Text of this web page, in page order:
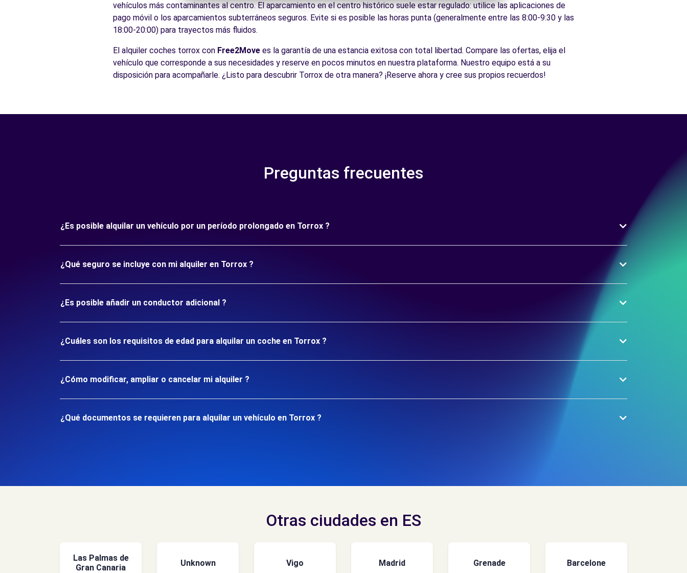
vehículos más contaminantes al centro. El aparcamiento en el centro histórico suele estar regulado: utilice las aplicaciones de
pago móvil o los aparcamientos subterráneos seguros. Evite si es posible las horas punta (generalmente entre las 8:00-9:30 y las
18:00-20:00) para trayectos más fluidos.
El alquiler coches torrox con Free2Move es la garantía de una estancia exitosa con total libertad. Compare las ofertas, elija el
vehículo que corresponde a sus necesidades y reserve en pocos minutos en nuestra plataforma. Nuestro equipo está a su
disposición para acompañarle. ¿Listo para descubrir Torrox de otra manera? ¡Reserve ahora y cree sus propios recuerdos!
Preguntas frecuentes
¿Es posible alquilar un vehículo por un período prolongado en Torrox ?
¿Qué seguro se incluye con mi alquiler en Torrox ?
¿Es posible añadir un conductor adicional ?
¿Cuáles son los requisitos de edad para alquilar un coche en Torrox ?
¿Cómo modificar, ampliar o cancelar mi alquiler ?
¿Qué documentos se requieren para alquilar un vehículo en Torrox ?
Otras ciudades en ES
Las Palmas de
Gran Canaria
Unknown Vigo Madrid Grenade Barcelone